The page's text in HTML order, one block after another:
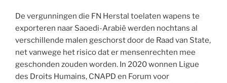
De vergunningen die FN Herstal toelaten wapens te
exporteren naar Saoedi-Arabië werden nochtans al
verschillende malen geschorst door de Raad van State,
net vanwege het risico dat er mensenrechten mee
geschonden zouden worden. In 2020 wonnen Ligue
des Droits Humains, CNAPD en Forum voor